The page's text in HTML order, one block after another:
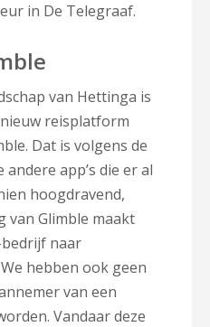
in De Telegraaf.
van Hettinga is
reisplatform
Dat is volgens de
app’s die er al
hoogdravend,
van Glimble maakt
naar
hebben ook geen
van een
Vandaar deze